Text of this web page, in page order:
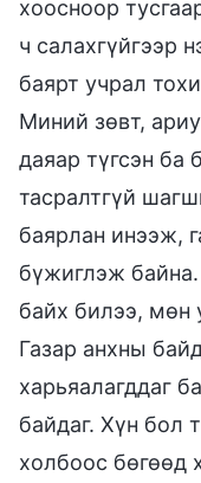
хоосноор
ч салахгүйгээр
баярт учрал
Миний зөвт,
даяар түгсэн ба
тасралтгүй
баярлан инээж,
бүжиглэж
байх билээ, мөн
Газар анхны
харьяалагддаг
байдаг. Хүн бол
холбоос бөгөөд